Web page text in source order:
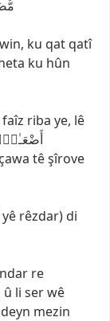
ku qat qatî
ku hûn
faîz riba ye, lê
çawa têşîrove
yê rêzdar) di
re
û li serwê
deyn mezin